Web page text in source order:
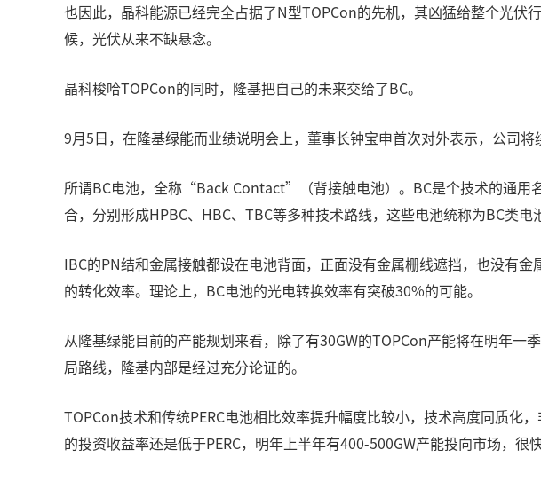
也因此，晶科能源已经完全占据了N型TOPCon的先机，其凶猛给整个光
候，光伏从来不缺悬念。
晶科梭哈TOPCon的同时，隆基把自己的未来交给了BC。
9月5日，在隆基绿能而业绩说明会上，董事长钟宝申首次对外表示，公司
所谓BC电池，全称“Back Contact”（背接触电池）。BC是个技术的通用
合，分别形成HPBC、HBC、TBC等多种技术路线，这些电池统称为BC类电
IBC的PN结和金属接触都设在电池背面，正面没有金属栅线遮挡，也没有
的转化效率。理论上，BC电池的光电转换效率有突破30%的可能。
从隆基绿能目前的产能规划来看，除了有30GW的TOPCon产能将在明年
局路线，隆基内部是经过充分论证的。
TOPCon技术和传统PERC电池相比效率提升幅度比较小，技术高度同质化
的投资收益率还是低于PERC，明年上半年有400-500GW产能投向市场，